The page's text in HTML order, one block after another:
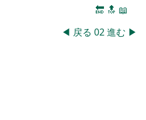
🔚 🔝 📖
◀ 戻る 02進む ▶